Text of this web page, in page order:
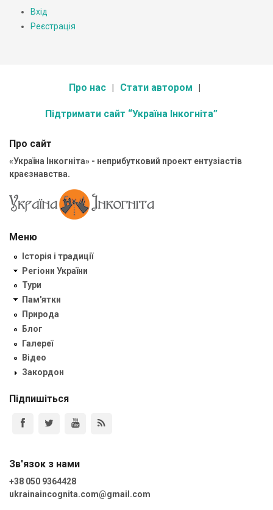
Вхід
Реєстрація
Про нас Стати автором
Підтримати сайт “Україна Інкогніта”
Про сайт
«Україна Інкогніта» - неприбутковий проект ентузіастів
краєзнавства.
Меню
Історія і традиції
Регіони України
Тури
Пам'ятки
Природа
Блог
Галереї
Відео
Закордон
Підпишіться
Зв'язок з нами
+38 050 9364428
ukrainaincognita.com@gmail.com